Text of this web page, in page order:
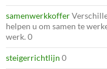
samenwerkkoffer
helpen u om samen te
werk. 0
steigerrichtlijn 0